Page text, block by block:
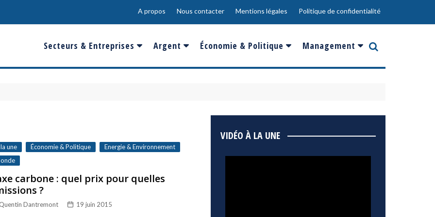
A propos Nous contacter Mentions légales Politique de confidentialité
Secteurs & Entreprises
Banques & Finances
Défense & Aéronautique
Technologies & Médias
Argent
Salaire
Epargne & Placements
Économie & Politique
France
Management
Innovation
une Économie & Politique
Energie & Environnement
carbone : quel prix pour quelles
?
Dantremont 19 juin 2015
VIDÉO À LA UNE